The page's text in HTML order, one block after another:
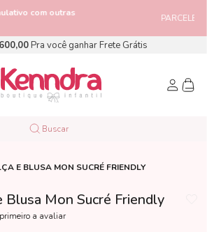
PARCELE em até10x
Pra você ganhar Frete Grátis
E BLUSA MON SUCRÉ FRIENDLY
Blusa Mon Sucré Friendly
a avaliar